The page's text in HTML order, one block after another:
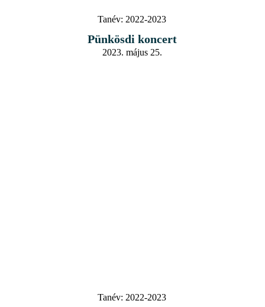
Tanév: 2022-2023
Pünkösdi koncert
2023. május 25.
Tanév: 2022-2023